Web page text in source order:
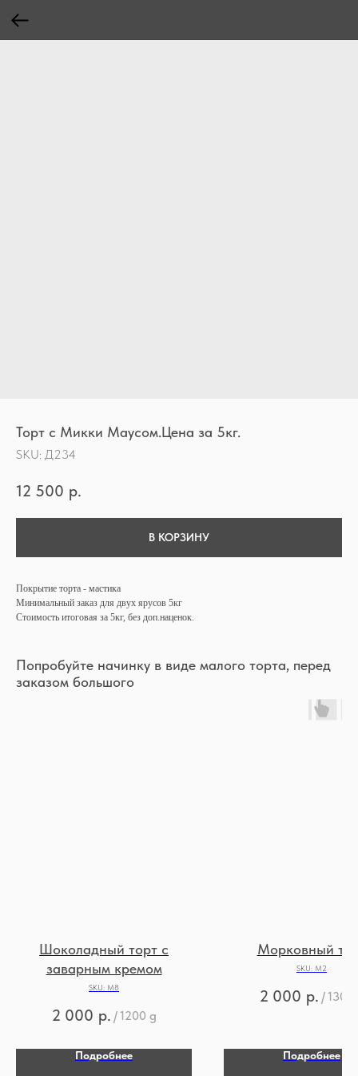
Торт с Микки Маусом.Цена за 5кг.
SKU: Д234
12 500 р.
В КОРЗИНУ
Покрытие торта - мастика
Минимальный заказ для двух ярусов 5кг
Стоимость итоговая за 5кг, без доп.наценок.
Попробуйте начинку в виде малого торта, перед
заказом большого
Шоколадный торт с
заварным кремом
SKU: М8
2 000 р. /1200 g
Подробнее
Морковный
SKU: М2
2 000 р. /1300
Подробнее